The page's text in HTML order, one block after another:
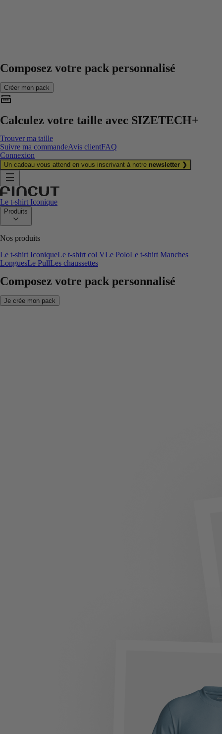
Composez votre pack personnalisé
Créer mon pack
Calculez votre taille avec SIZETECH+
Trouver ma taille
Suivre ma commandeAvis clientFAQ
Connexion
Un cadeau vous attend en vous inscrivant à notre newsletter ❯
Le t-shirt Iconique
Produits
Nos produits
Le t-shirt IconiqueLe t-shirt col VLe PoloLe t-shirt Manches
LonguesLe PullLes chaussettes
Composez votre pack personnalisé
Je crée mon pack